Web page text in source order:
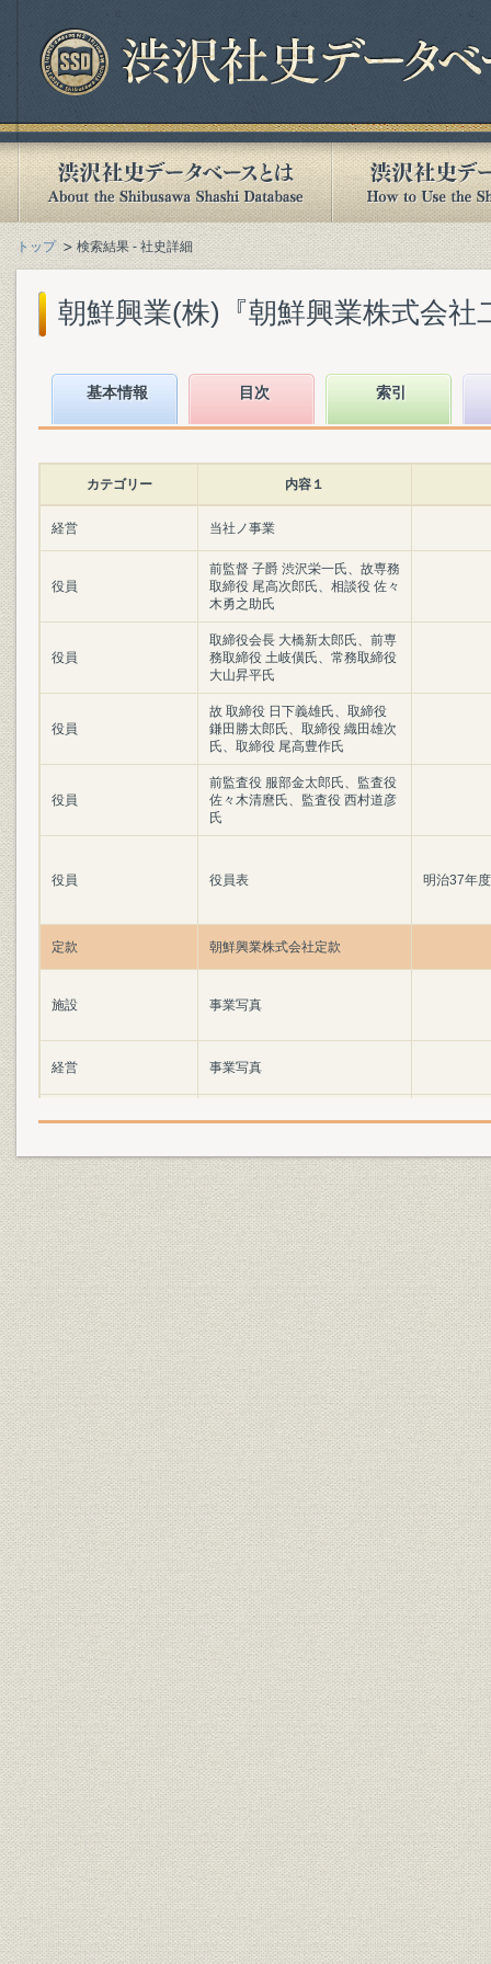
トップ 検索結果 - 社史詳細
朝鮮興業(株)『朝鮮興業株式会社
基本情報 目次 索引
カテゴリー 内容１
経営 当社ノ事業
役員
前監督 子爵 渋沢栄一氏、故専務
取締役 尾高次郎氏、相談役 佐々
木勇之助氏
役員
取締役会長 大橋新太郎氏、前専
務取締役 土岐僙氏、常務取締役
大山昇平氏
役員
故 取締役 日下義雄氏、取締役
鎌田勝太郎氏、取締役 織田雄次
氏、取締役 尾高豊作氏
役員
前監査役 服部金太郎氏、監査役
佐々木清麿氏、監査役 西村道彦
氏
役員 役員表 明治37年
定款 朝鮮興業株式会社定款
施設 事業写真
経営 事業写真
経営 事業写真
教育・研修 事業写真
教育・研修 事業写真
催し 事業写真
催し 事業写真
催し 事業写真
催し 事業写真
催し 事業写真
催し 事業写真
催し 事業写真